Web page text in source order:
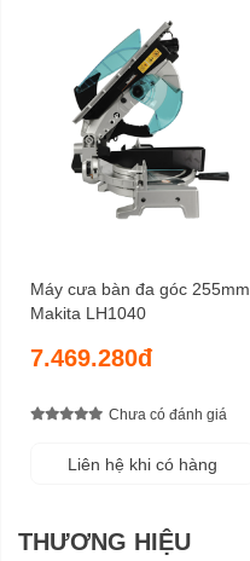
Máy cưa bàn đa góc 255mm
Makita LH1040
7.469.280đ
Chưa có đánh giá
Liên hệ khi có hàng
THƯƠNG HIỆU